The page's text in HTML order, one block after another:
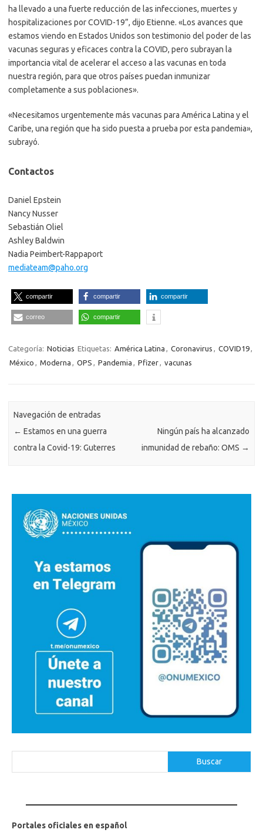
ha llevado a una fuerte reducción de las infecciones, muertes y
hospitalizaciones por COVID-19”, dijo Etienne. «Los avances que
estamos viendo en Estados Unidos son testimonio del poder de las
vacunas seguras y eficaces contra la COVID, pero subrayan la
importancia vital de acelerar el acceso a las vacunas en toda
nuestra región, para que otros países puedan inmunizar
completamente a sus poblaciones».
«Necesitamos urgentemente más vacunas para América Latina y el
Caribe, una región que ha sido puesta a prueba por esta pandemia»,
subrayó.
Contactos
Daniel Epstein
Nancy Nusser
Sebastián Oliel
Ashley Baldwin
Nadia Peimbert-Rappaport
mediateam@paho.org
compartir compartir compartir
correo compartir
Categoría: Noticias Etiquetas: América Latina , Coronavirus , COVID19,
México , Moderna , OPS , Pandemia , Pfizer, vacunas
Navegación de entradas
← Estamos en una guerra
contra la Covid-19: Guterres
Ningún país ha alcanzado
inmunidad de rebaño: OMS →
Buscar
Portales oficiales en español